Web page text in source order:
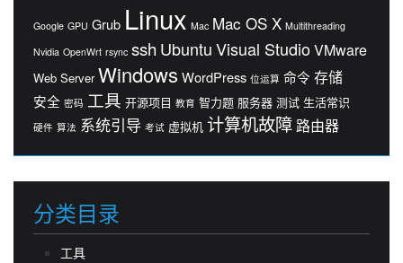
Google GPU Grub Linux Mac Mac OS X Multithreading
Nvidia OpenWrt rsync ssh UbuntuVisual StudioVMware
Web Server Windows WordPress 位运算 命令 存储
安全 密码 工具 开源项目 教育 智力题 服务器 测试 生活常识
硬件 算法 系统引导 考试 虚拟机 计算机故障 路由器
分类目录
工具